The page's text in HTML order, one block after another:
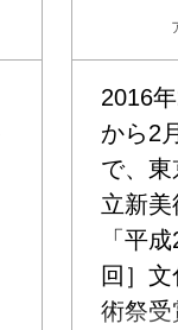
2016
から2
で、東
立新美
「平
回］
術祭受